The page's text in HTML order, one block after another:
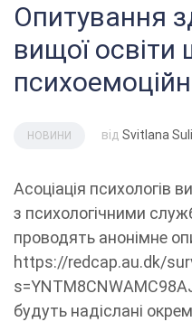
Опитування
вищої освіти
НОВИНИ від Svitlana
Асоціація психологів
з психологічними
проводять анонімне
https://redcap.au.dk/
будуть надіслані